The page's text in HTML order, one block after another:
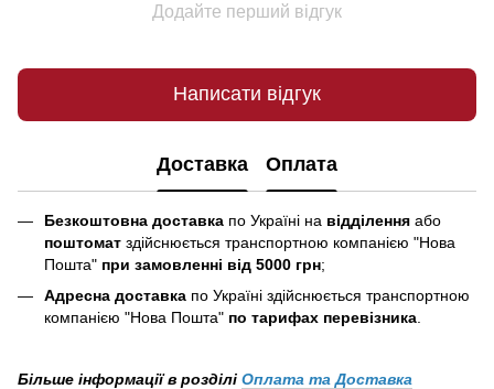
Додайте перший відгук
Написати відгук
Доставка Оплата
Безкоштовна доставка по Україні на відділення або
поштомат здійснюється транспортною компанією "Нова
Пошта" при замовленні від 5000 грн;
Адресна доставка по Україні здійснюється транспортною
компанією "Нова Пошта" по тарифах перевізника
Більше інформації в розділі Оплата та Доставка